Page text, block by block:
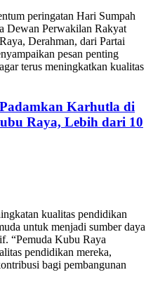
peringatan Hari Sumpah
Dewan Perwakilan Rakyat
Derahman, dari Partai
pesan penting
terus meningkatkan kualitas
Karhutla di
Raya, Lebih dari 10
kualitas pendidikan
untuk menjadi sumber daya
“Pemuda Kubu Raya
pendidikan mereka,
bagi pembangunan